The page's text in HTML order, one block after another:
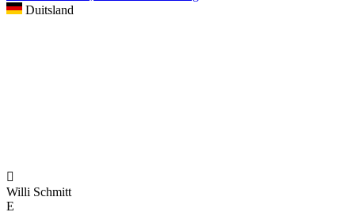
Duitsland

Willi Schmitt
E